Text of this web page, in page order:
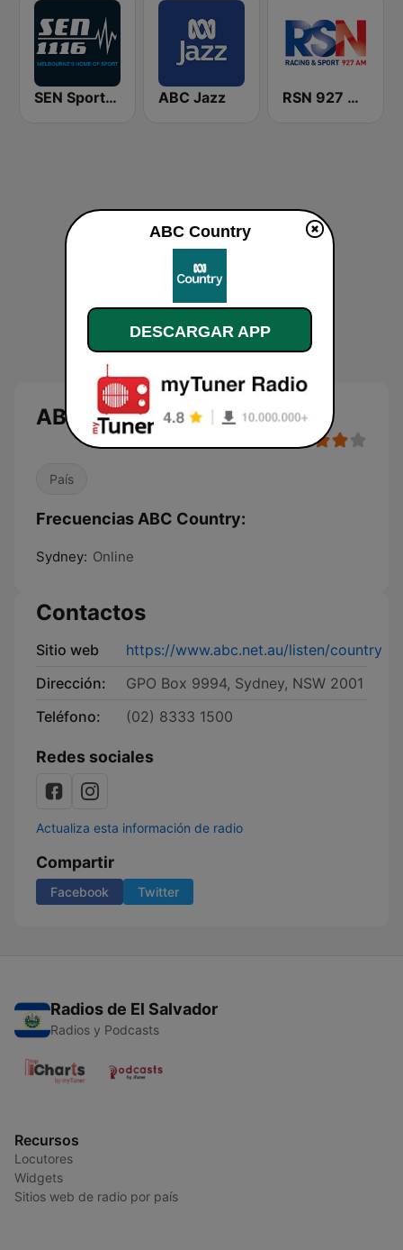
SEN Sports 1116 AM ABC Jazz RSN 927 AM
ABC Country
País
Frecuencias ABC Country:
Sydney: Online
Contactos
Sitio web
https://www.abc.net.au/listen/country
Dirección:
GPO Box 9994, Sydney, NSW 2001
Teléfono:
(02) 8333 1500
Redes sociales
Actualiza esta información de radio
Compartir
Facebook Twitter
Radios de El Salvador
Radios y Podcasts
Recursos
Locutores
Widgets
Sitios web de radio por país
ABC Country
DESCARGAR APP